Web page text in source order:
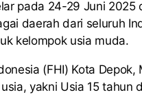
pada 24-29 Juni
daerah dari seluruh
kelompok usia muda.
(FHI) Kota
yakni Usia 15